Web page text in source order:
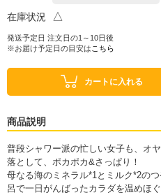
在庫状況 △
発送予定日 注文日の1～10日後
※お届け予定日の目安は こちら
カートに入れる
商品説明
普段シャワー派の忙しい女子も、オ
落として、ポカポカ&さっぱり！
母なる海のミネラル*1とミルク*2の
呂で一日がんばったカラダを温めほぐ